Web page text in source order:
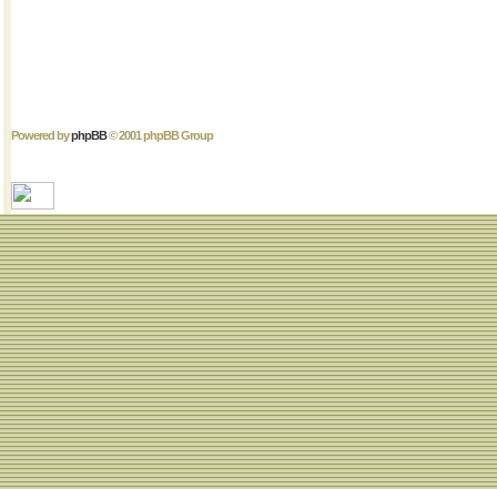
Powered byphpBB© 2001 phpBB Group